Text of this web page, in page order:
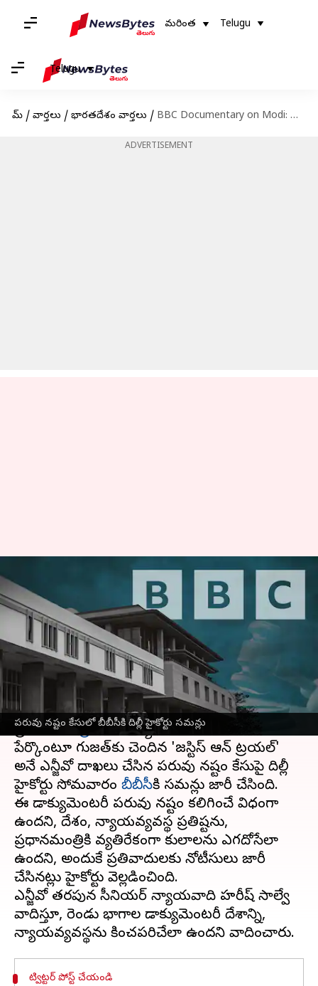
మరింత Telugu
Telugu
హోమ్ / వార్తలు / భారతదేశం వార్తలు / BBC Documentary on Modi: పరువు నష్టం కేసులో బీబీసీకి దిల్లీ హైకోర్టు సమన్లు
ADVERTISEMENT
పరువు నష్టం కేసులో బీబీసీకి దిల్లీ హైకోర్టు సమన్లు
BBC Documentary on Modi:
పరువు నష్టం కేసులో బీబీసీకి దిల్లీ
హైకోర్టు సమన్లు
వ్రాసిన వారు Stalin May 22, 2023 05:19 pm
ఈ వార్తాకథనం ఏంటి
2002గుజరాత్అల్లర్లపై వివాదాస్పద డాక్యుమెంటరీ
ప్రధానినరేంద్ర మోదీకి వ్యతిరేకంగా ఉందని
పేర్కొంటూ గుజరాత్‌కు చెందిన 'జస్టిస్ ఆన్ ట్రయల్'
అనే ఎన్జీవో దాఖలు చేసిన పరువు నష్టం కేసుపై దిల్లీ
హైకోర్టు సోమవారం బీబీసీకి సమన్లు ​​జారీ చేసింది.
ఈ డాక్యుమెంటరీ పరువు నష్టం కలిగించే విధంగా
ఉందని, దేశం, న్యాయవ్యవస్థ ప్రతిష్టను,
ప్రధానమంత్రికి వ్యతిరేకంగా కులాలను ఎగదోసేలా
ఉందని, అందుకే ప్రతివాదులకు నోటీసులు జారీ
చేసినట్లు హైకోర్టు వెల్లడించింది.
ఎన్జీవో తరపున సీనియర్ న్యాయవాది హరీష్ సాల్వే
వాదిస్తూ, రెండు భాగాల డాక్యుమెంటరీ దేశాన్ని,
ట్విట్టర్ పోస్ట్ చేయండి